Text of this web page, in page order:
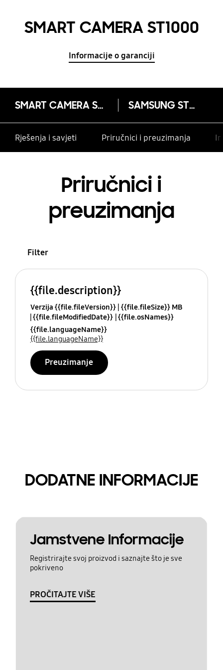
SMART CAMERA ST1000
Informacije o garanciji
SMART CAMERA ST1000 SAMSUNG ST1000
Rješenja i savjeti Priručnici i preuzimanja
Priručnici i
preuzimanja
Filter
{{file.description}}
Verzija {{file.fileVersion}} {{file.fileSize}} MB
{{file.fileModifiedDate}} {{file.osNames}}
{{file.languageName}}
{{file.languageName}}
Preuzimanje
DODATNE INFORMACIJE
Jamstvene Informacije
Registrirajte svoj proizvod i saznajte što je sve
pokriveno
PROČITAJTE VIŠE